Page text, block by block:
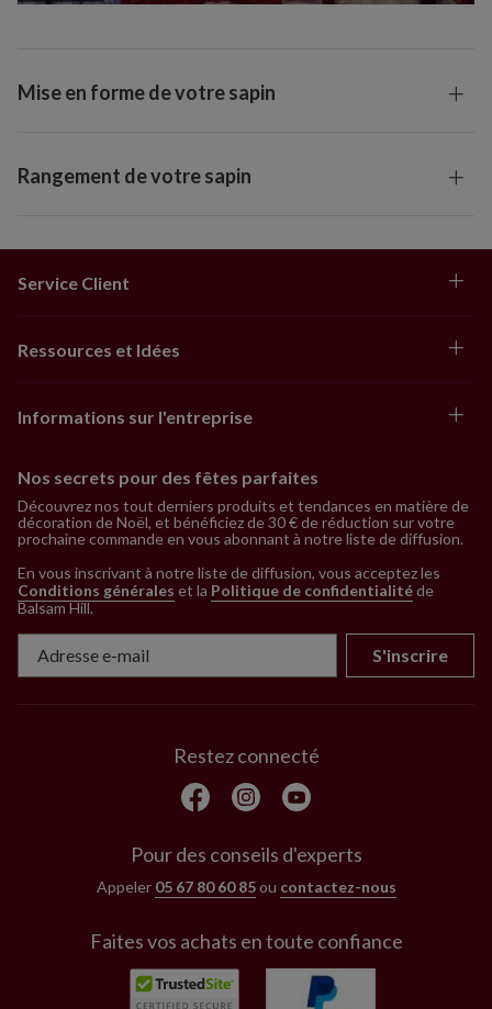
Mise en forme de votre sapin
Rangement de votre sapin
Service Client
Ressources et Idées
Informations sur l'entreprise
Nos secrets pour des fêtes parfaites
Découvrez nos tout derniers produits et tendances en matière de
décoration de Noël, et bénéficiez de 30 € de réduction sur votre
prochaine commande en vous abonnant à notre liste de diffusion.
En vous inscrivant à notre liste de diffusion, vous acceptez les
Conditions générales et la Politique de confidentialitéde
Balsam Hill.
S'inscrire
Restez connecté
Pour des conseils d'experts
Appeler 05 67 80 60 85ou contactez-nous
Faites vos achats en toute confiance